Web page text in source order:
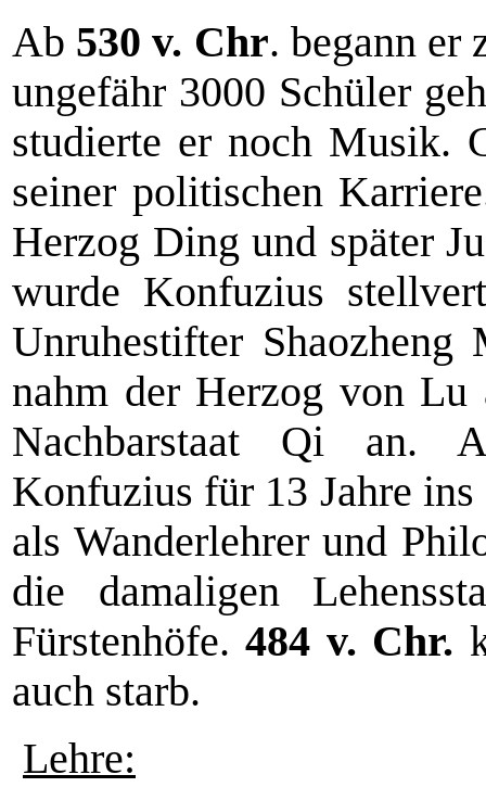
Ab 530 v. Chr. begann er
ungefähr 3000 Schüler
studierte er noch Musik.
seiner politischen
Herzog Ding und später
wurde Konfuzius
Unruhestifter
nahm der Herzog von Lu
Nachbarstaat Qi an.
Konfuzius für 13 Jahre
als Wanderlehrer und
die damaligen
Fürstenhöfe.484 v. Chr.
auch starb.
Lehre: